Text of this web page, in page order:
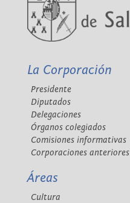
La Corporación
Presidente
Diputados
Delegaciones
Órganos colegiados
Comisiones informativas
Corporaciones anteriores
Áreas
Cultura